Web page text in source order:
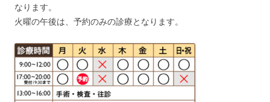
なります。
火曜の午後は、予約のみの診療となります。